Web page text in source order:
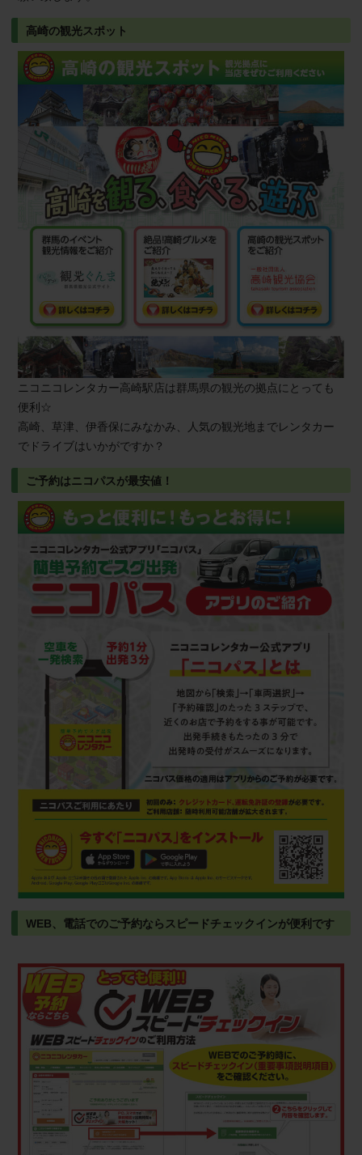
高崎の観光スポット
ニコニコレンタカー高崎駅店は群馬県の観光の拠点にとっても
便利☆
高崎、草津、伊香保にみなかみ、人気の観光地までレンタカー
でドライブはいかがですか？
ご予約はニコパスが最安値！
WEB、電話でのご予約ならスピードチェックインが便利です